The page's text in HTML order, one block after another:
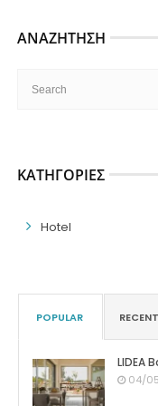
ΑΝΑΖΉΤΗΣΗ
ΚΑΤΗΓΟΡΊΕΣ
Hotel
POPULAR RECENT
LIDEA
04/